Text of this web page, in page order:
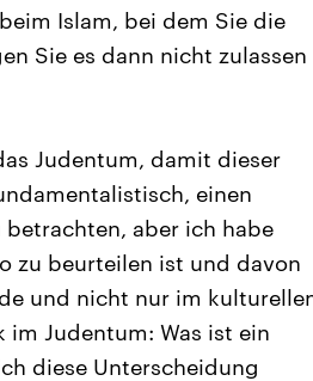
Islam, bei dem Sie die
Sie es dann nicht zulassen
Judentum, damit dieser
einen
aber ich habe
zu beurteilen ist und davon
und nicht nur im
Judentum: Was ist ein
diese Unterscheidung